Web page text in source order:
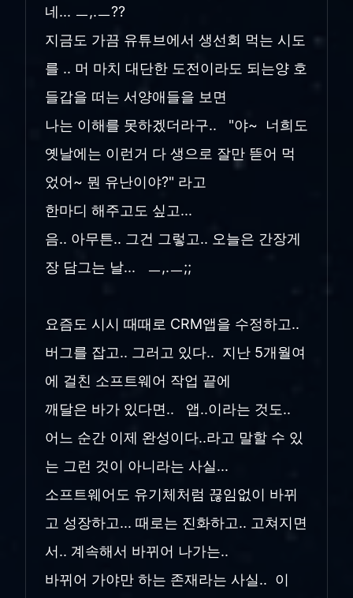
네... ㅡ,.ㅡ??
지금도 가끔 유튜브에서 생선회 먹는 시도
를 .. 머 마치 대단한 도전이라도 되는양 호
들갑을 떠는 서양애들을 보면
나는 이해를 못하겠더라구.. "야~ 너희도
옛날에는 이런거 다 생으로 잘만 뜯어 먹
었어~ 뭔 유난이야?" 라고
한마디 해주고도 싶고...
음.. 아무튼.. 그건 그렇고.. 오늘은 간장게
장 담그는 날... ㅡ,.ㅡ;;
요즘도 시시 때때로 CRM앱을 수정하고..
버그를 잡고.. 그러고 있다.. 지난 5개월여
에 걸친 소프트웨어 작업 끝에
깨달은 바가 있다면.. 앱..이라는 것도..
어느 순간 이제 완성이다..라고 말할 수 있
는 그런 것이 아니라는 사실...
소프트웨어도 유기체처럼 끊임없이 바뀌
고 성장하고... 때로는 진화하고.. 고쳐지면
서.. 계속해서 바뀌어 나가는..
바뀌어 가야만 하는 존재라는 사실.. 이